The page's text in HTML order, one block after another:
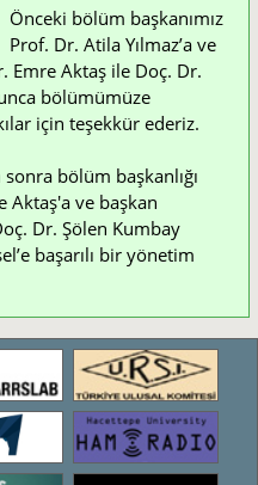
Önceki bölüm başkanımız
Prof. Dr. Atila Yılmaz’a ve
Emre Aktaş ile Doç. Dr.
bölümümüze
için teşekkür ederiz.
sonra bölüm başkanlığı
Aktaş'a ve başkan
Dr. Şölen Kumbay
başarılı bir yönetim